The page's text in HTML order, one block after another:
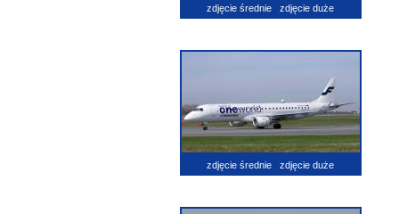
zdjęcie średnie zdjęcie duże
zdjęcie średnie zdjęcie duże